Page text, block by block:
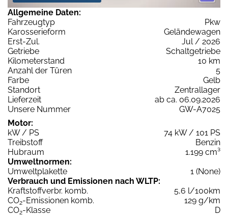
Allgemeine Daten:
Fahrzeugtyp
Pkw
Karosserieform
Geländewagen
Erst-Zul.
Jul / 2026
Getriebe
Schaltgetriebe
Kilometerstand
10 km
Anzahl der Türen
5
Farbe
Gelb
Standort
Zentrallager
Lieferzeit
ab ca. 06.09.2026
Unsere Nummer
GW-A7025
Motor:
kW / PS
74 kW / 101 PS
Treibstoff
Benzin
Hubraum
1.199 cm³
Umweltnormen:
Umweltplakette
1 (None)
Verbrauch und Emissionen nach WLTP:
Kraftstoffverbr. komb.
5,6 l/100km
CO2-Emissionen komb.
129 g/km
CO2-Klasse
D